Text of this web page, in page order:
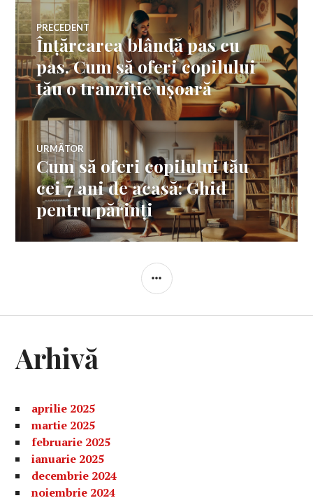
Navigare
în
articole
PRECEDENT
Articolul
anterior:
Înțărcarea blândă pas cu
pas. Cum să oferi copilului
tău o tranziție ușoară
URMĂTOR
Articolul
următor:
Cum să oferi copilului tău
cei 7 ani de acasă: Ghid
pentru părinți
BARĂ
Arhivă
aprilie 2025
martie 2025
februarie 2025
ianuarie 2025
decembrie 2024
noiembrie 2024